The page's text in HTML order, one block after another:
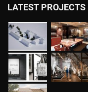
LATEST PROJECTS